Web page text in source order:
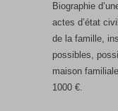
Biographie
actes d’état
de la famille,
possibles,
maison
1000 €.